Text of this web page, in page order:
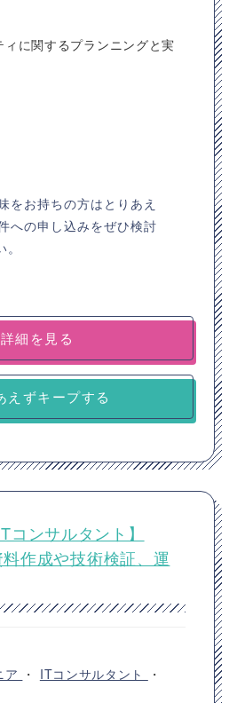
ィに関するプランニングと実
をお持ちの方はとりあえ
への申し込みをぜひ検討
詳細を見る
えずキープする
コンサルタント】
作成や技術検証、運
ア ・ ITコンサルタント
・